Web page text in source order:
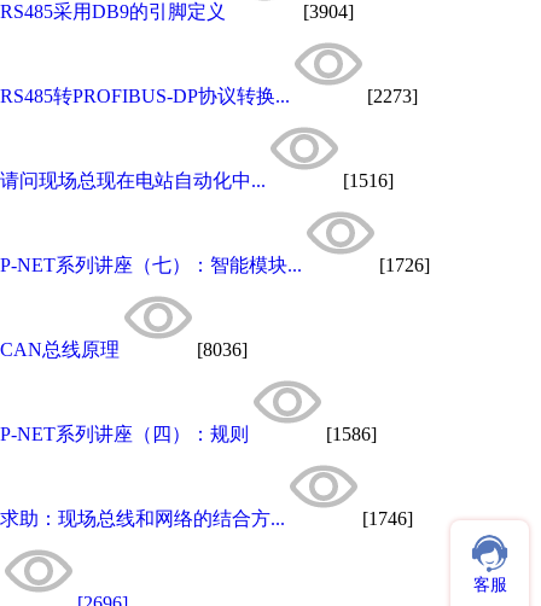
RS485采用DB9的引脚定义 [3904]
RS485转PROFIBUS-DP协议转换... [2273]
请问现场总现在电站自动化中... [1516]
P-NET系列讲座（七）：智能模块... [1726]
CAN总线原理 [8036]
P-NET系列讲座（四）：规则 [1586]
求助：现场总线和网络的结合方... [1746]
客服